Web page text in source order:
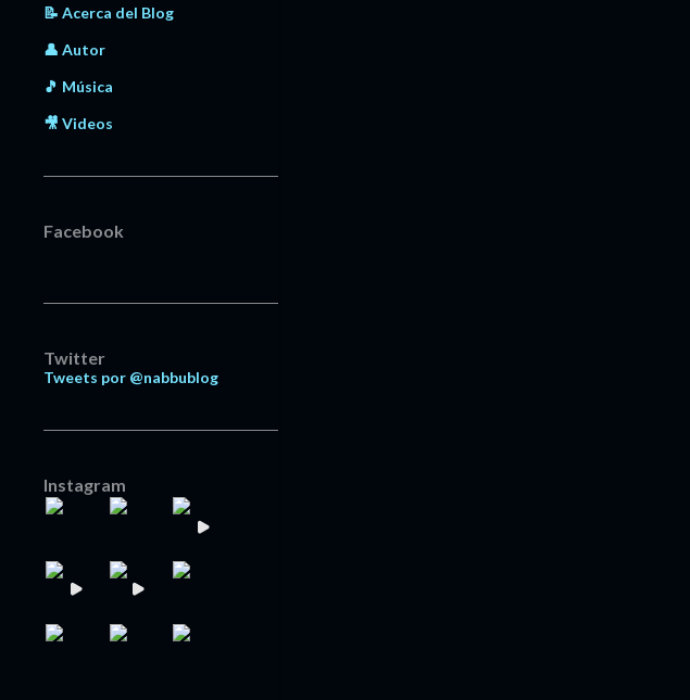
📝 Acerca del Blog
👤 Autor
🎵 Música
🎥 Videos
Facebook
Twitter
Tweets por @nabbublog
Instagram